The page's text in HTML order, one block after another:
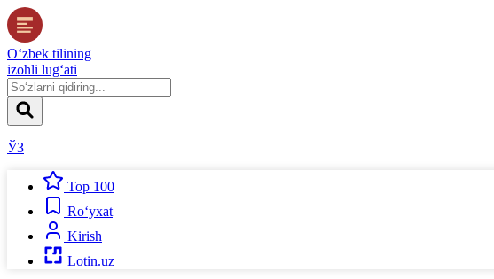
O‘zbek tilining
izohli lug‘ati
ЎЗ
Top 100
Ro‘yxat
Kirish
Lotin.uz